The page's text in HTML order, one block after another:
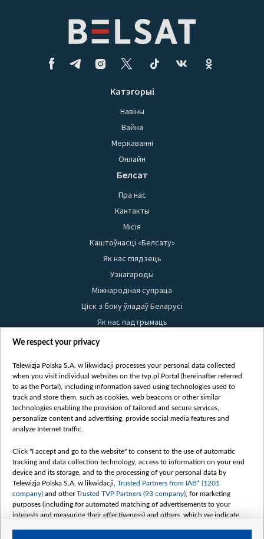
Катэгорыі
Навіны
Вайна
Меркаванні
Онлайн
Белсат
Пра нас
Кантакты
Місія
Каштоўнасці «Белсату»
Як нас глядзець
Узнагароды
Міжнародная супраца
Ціск з боку ўладаў Беларусі
Як нас падтрымаць
Правілы выкарыстання матэрыялаў
Бяспека
Youtube
Белсат news
Белсат Shorts
Жэстачайшы мульт
Belsat English
Biełsat PL
Белсат Now
Белсат History
Белсат Music
We respect your privacy
Telewizja Polska S.A. w likwidacji processes your personal data collected
when you visit individual websites on the tvp.pl Portal (hereinafter referred
to as the Portal), including information saved using technologies used to
track and store them, such as cookies, web beacons or other similar
technologies enabling the provision of tailored and secure services,
personalize content and advertising, provide social media features and
analyze Internet traffic.
Click "I accept and go to the website" to consent to the use of automatic
tracking and data collection technology, access to information on your end
device and its storage, and to the processing of your personal data by
Telewizja Polska S.A. w likwidacji, Trusted Partners from IAB* (1201
company) and otherTrusted TVP Partners (93 company) , for marketing
purposes (including for automated matching of advertisements to your
interests and measuring their effectiveness) and others, which we indicate